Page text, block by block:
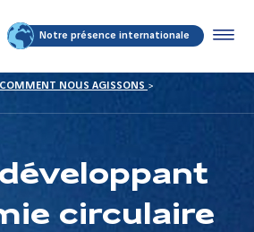
Notre présence internationale
COMMENT NOUS AGISSONS >
circulaire